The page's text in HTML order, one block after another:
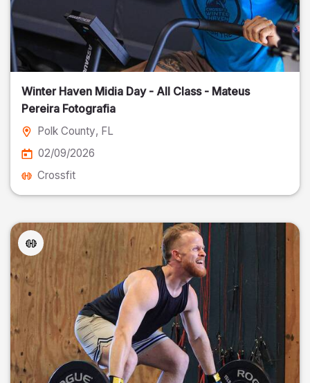
Winter Haven Midia Day - All Class - Mateus
Pereira Fotografia
Polk County, FL
02/09/2026
Crossfit